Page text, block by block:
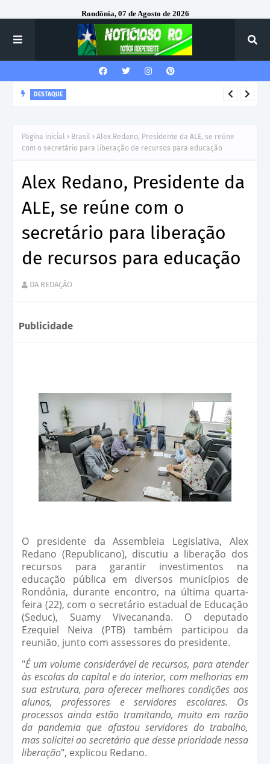
Rondônia, 07 de Agosto de 2026
DESTAQUE
Página inicial Brasil
Alex Redano, Presidente da ALE, se reúne
com o secretário para liberação de recursos para educação
Alex Redano, Presidente da
ALE, se reúne com o
secretário para liberação
de recursos para educação
DA REDAÇÃO
Publicidade
O presidente da Assembleia Legislativa, Alex
Redano (Republicano), discutiu a liberação dos
recursos para garantir investimentos na
educação pública em diversos municípios de
Rondônia, durante encontro, na última quarta-
feira (22), com o secretário estadual de Educação
(Seduc), Suamy Vivecananda. O deputado
Ezequiel Neiva (PTB) também participou da
reunião, junto com assessores do presidente.
"É um volume considerável de recursos, para atender
às escolas da capital e do interior, com melhorias em
sua estrutura, para oferecer melhores condições aos
alunos, professores e servidores escolares. Os
processos ainda estão tramitando, muito em razão
da pandemia que afastou servidores do trabalho,
mas solicitei ao secretário que desse prioridade nessa
liberação", explicou Redano.